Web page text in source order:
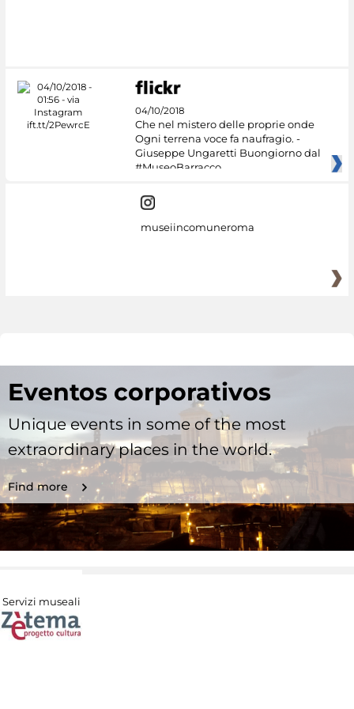
04/10/2018
Che nel mistero delle proprie onde
Ogni terrena voce fa naufragio. -
Giuseppe Ungaretti Buongiorno dal
#MuseoBarracco
museiincomuneroma
Eventos corporativos
Unique events in some of the most
extraordinary places in the world.
Find more
Servizi museali